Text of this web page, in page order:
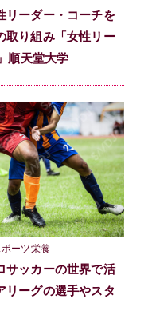
リーダー・コーチを
取り組み「女性リー
順天堂大学
ポーツ栄養
サッカーの世界で活
ーグの選手やスタ